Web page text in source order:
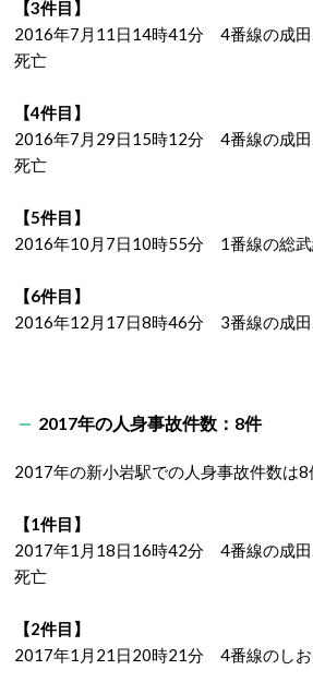
【3件目】
2016年7月11日14時41分 4番線の成田
死亡
【4件目】
2016年7月29日15時12分 4番線の成田
死亡
【5件目】
2016年10月7日10時55分 1番線の総武
【6件目】
2016年12月17日8時46分 3番線の成田
2017年の人身事故件数：8件
2017年の新小岩駅での人身事故件数は8
【1件目】
2017年1月18日16時42分 4番線の成田
死亡
【2件目】
2017年1月21日20時21分 4番線のしお